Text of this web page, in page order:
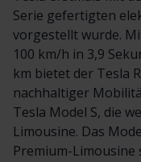
Serie gefertigten
vorgestellt wurde.
100 km/h in 3,9
km bietet der Tesla
nachhaltiger
Tesla Model S, die
Limousine. Das
Premium-